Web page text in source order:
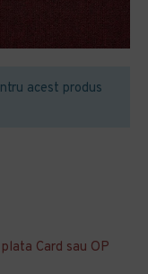
Card sau OP
acest produs